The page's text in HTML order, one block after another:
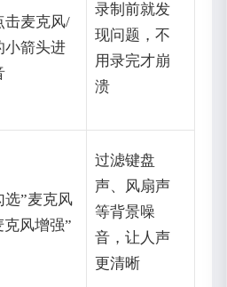
击麦克风/
小箭头进
录制前就发
现问题，不
用录完才崩
溃
选”麦克风
克风增强”
过滤键盘
声、风扇声
等背景噪
音，让人声
更清晰